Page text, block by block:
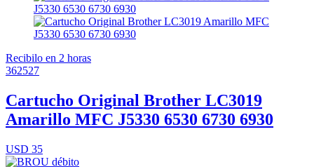
Recibilo en 2 horas
362527
Cartucho Original Brother LC3019
Amarillo MFC J5330 6530 6730 6930
USD 35